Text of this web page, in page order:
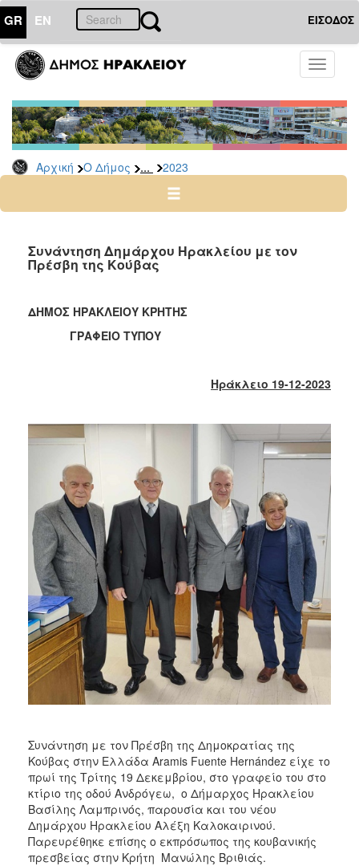
GR EN ΕΙΣΟΔΟΣ
Toggle
Αρχική Ο Δήμος ... 2023
ΔΗΜΟΣ
Δελτία
Τύπου
Αρχείο
2026
2024
2022
2020
2019
2015
2013
2012
2011
2010
2006
ΤΟΠΟΣ
ΠΟΛΗ
Συνάντηση Δημάρχου Ηρακλείου με τον
Πρέσβη της Κούβας
ΔΗΜΟΣ ΗΡΑΚΛΕΙΟΥ ΚΡΗΤΗΣ
ΓΡΑΦΕΙΟ ΤΥΠΟΥ
Ηράκλειο 19-12-2023
Συνάντηση με τον Πρέσβη της Δημοκρατίας της
Κούβας στην Ελλάδα Aramis Fuente Hernández είχε το
πρωί της Τρίτης 19 Δεκεμβρίου, στο γραφείο του στο
κτίριο της οδού Ανδρόγεω, ο Δήμαρχος Ηρακλείου
Βασίλης Λαμπρινός, παρουσία και του νέου
Δημάρχου Ηρακλείου Αλέξη Καλοκαιρινού.
Παρευρέθηκε επίσης ο εκπρόσωπος της κουβανικής
πρεσβείας στην Κρήτη Μανώλης Βριθιάς.